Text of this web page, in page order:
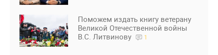
Поможем издать книгу ветерану
Великой Отечественной войны
В.С. Литвинову
1